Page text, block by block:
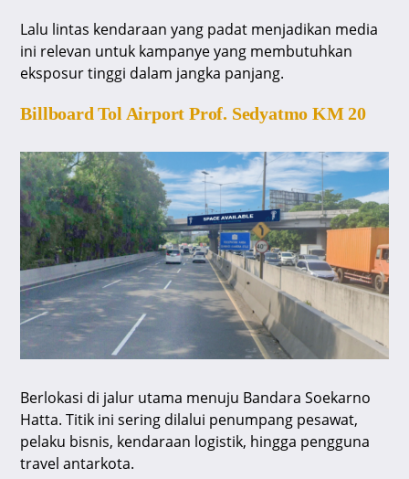
Lalu lintas kendaraan yang padat menjadikan media
ini relevan untuk kampanye yang membutuhkan
eksposur tinggi dalam jangka panjang.
Billboard Tol Airport Prof. Sedyatmo KM 20
Berlokasi di jalur utama menuju Bandara Soekarno
Hatta. Titik ini sering dilalui penumpang pesawat,
pelaku bisnis, kendaraan logistik, hingga pengguna
travel antarkota.